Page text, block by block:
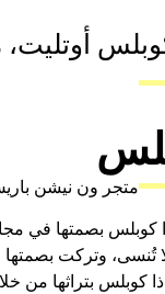
أوتليت،
متجر ون نيشن
بصمتها في
لا تُنسى، وتركت
ذا كوبلس بتراثها من